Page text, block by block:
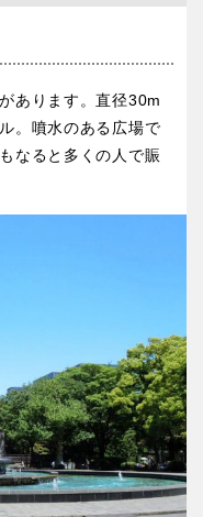
あります。直径30m
。噴水のある広場で
なると多くの人で賑